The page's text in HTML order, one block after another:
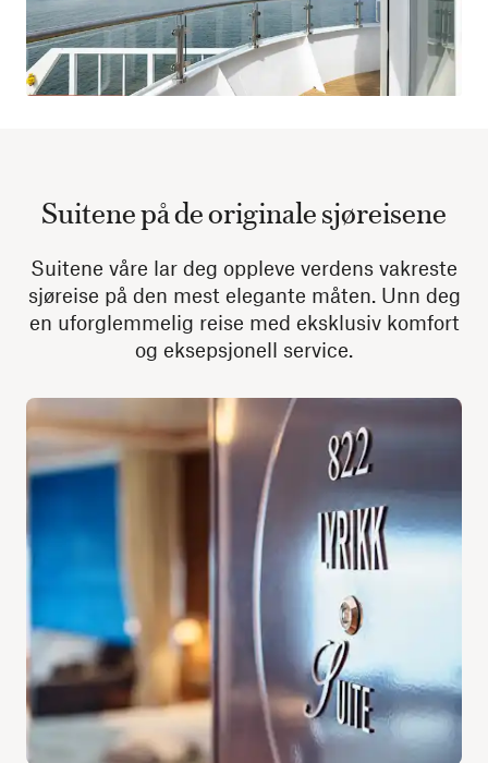
Suitene på de originale sjøreisene
Suitene våre lar deg oppleve verdens vakreste
sjøreise på den mest elegante måten. Unn deg
en uforglemmelig reise med eksklusiv komfort
og eksepsjonell service.